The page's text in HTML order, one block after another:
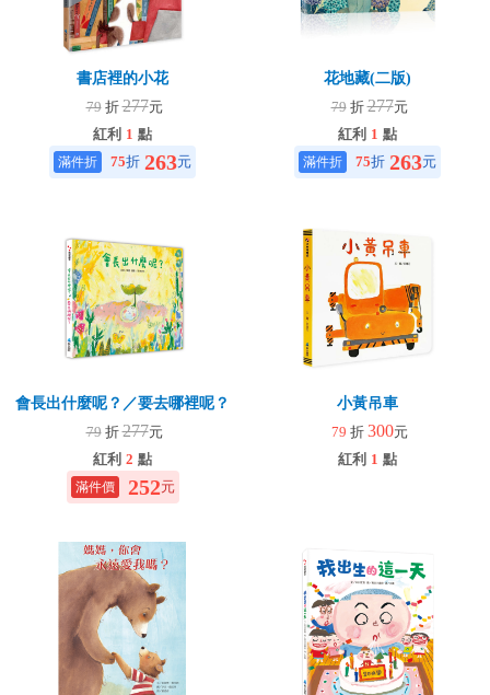
書店裡的小花
79 折277元
紅利 1 點
75折 263元
花地藏(二版)
79 折277元
紅利 1 點
75折 263元
會長出什麼呢？／要去哪裡呢？
79 折277元
紅利 2 點
252元
小黃吊車
79 折 300元
紅利 1 點